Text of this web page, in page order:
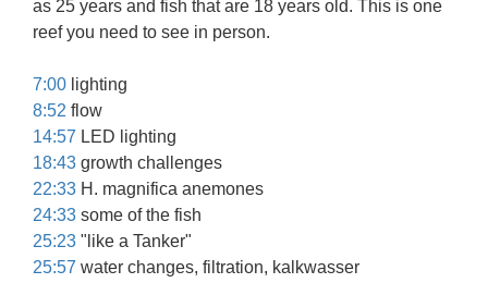
as 25 years and fish that are 18 years old. This is one
reef you need to see in person.
7:00 lighting
8:52 flow
14:57 LED lighting
18:43 growth challenges
22:33 H. magnifica anemones
24:33 some of the fish
25:23 "like a Tanker"
25:57 water changes, filtration, kalkwasser